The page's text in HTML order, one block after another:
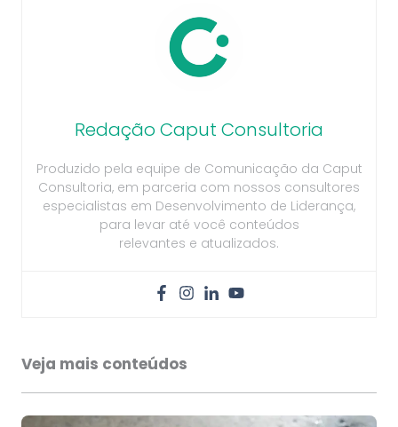
Redação Caput Consultoria
Produzido pela equipe de Comunicação da Caput
Consultoria, em parceria com nossos consultores
especialistas em Desenvolvimento de Liderança,
para levar até você conteúdos
relevantes e atualizados.
Veja mais conteúdos